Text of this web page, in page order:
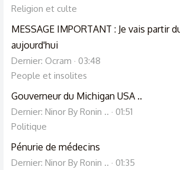
Religion et culte
MESSAGE IMPORTANT : Je vais partir
aujourd'hui
Dernier: Ocram
03:48
People et insolites
Gouverneur du Michigan USA ..
Dernier: Ninor By Ronin ..
01:51
Politique
Pénurie de médecins
Dernier: Ninor By Ronin .. 01:35